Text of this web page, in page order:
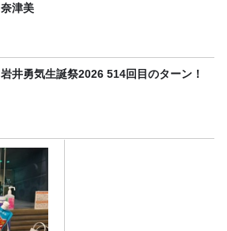
奈津美
岩井勇気生誕祭2026 514回目のターン！